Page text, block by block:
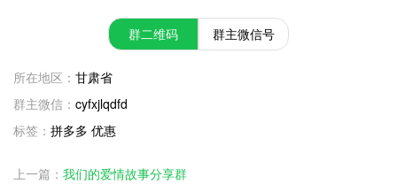
群二维码 群主微信号
所在地区： 甘肃省
群主微信： cyfxjlqdfd
标签： 拼多多 优惠
上一篇： 我们的爱情故事分享群